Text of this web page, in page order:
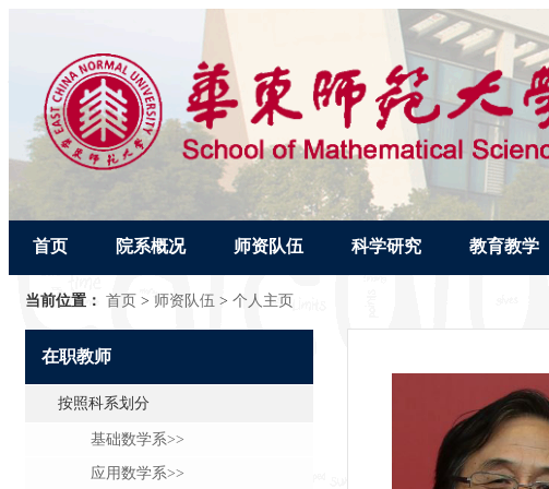
首页 院系概况 师资队伍 科学研究 教育教学
当前位置： 首页 > 师资队伍 > 个人主页
在职教师
按照科系划分
基础数学系>>
应用数学系>>